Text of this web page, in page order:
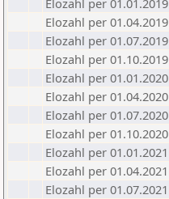
Elozahl per 01.01.2019
Elozahl per 01.04.2019
Elozahl per 01.07.2019
Elozahl per 01.10.2019
Elozahl per 01.01.2020
Elozahl per 01.04.2020
Elozahl per 01.07.2020
Elozahl per 01.10.2020
Elozahl per 01.01.2021
Elozahl per 01.04.2021
Elozahl per 01.07.2021